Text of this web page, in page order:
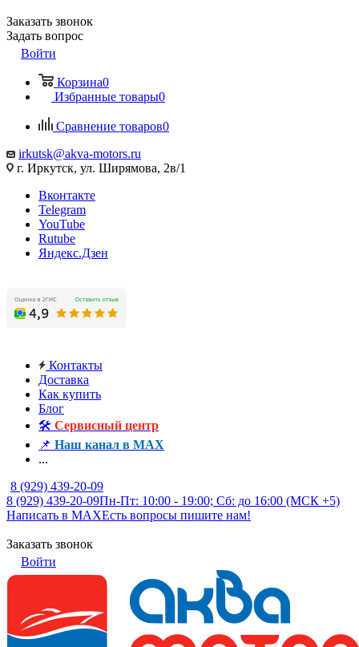
Заказать звонок
Задать вопрос
Войти
Корзина0
Избранные товары0
Сравнение товаров0
irkutsk@akva-motors.ru
г. Иркутск, ул. Ширямова, 2в/1
Вконтакте
Telegram
YouTube
Rutube
Яндекс.Дзен
Контакты
Доставка
Как купить
Блог
🛠️ Сервисный центр
📌 Наш канал в MAX
...
8 (929) 439-20-09
8 (929) 439-20-09Пн-Пт: 10:00 - 19:00; Сб: до 16:00 (МСК +5)
Написать в MAXЕсть вопросы пишите нам!
Заказать звонок
Войти